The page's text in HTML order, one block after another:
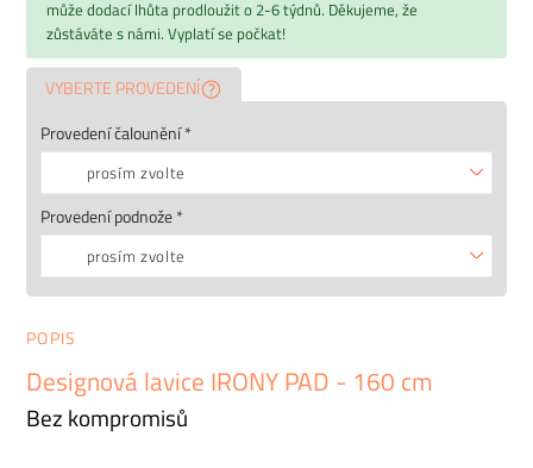
může dodací lhůta prodloužit o 2-6 týdnů. Děkujeme, že
zůstáváte s námi. Vyplatí se počkat!
VYBERTE PROVEDENÍ
Provedení čalounění *
prosím zvolte
Provedení podnože *
prosím zvolte
POPIS
Designová lavice IRONY PAD - 160 cm
Bez kompromisů